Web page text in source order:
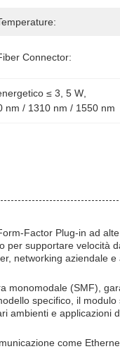
Connector:
≤ 3 , 5 W
nm / 1310 nm / 1550 nm
Factor Plug-in ad
supportare velocità
networking aziendale e
(SMF),
specifico, il
ambienti e applicazioni
come